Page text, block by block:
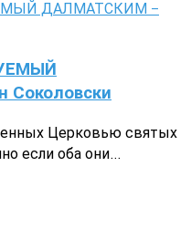
Церковью святых
если оба они...